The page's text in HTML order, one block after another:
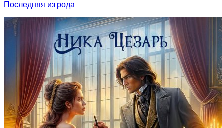
Последняя из рода